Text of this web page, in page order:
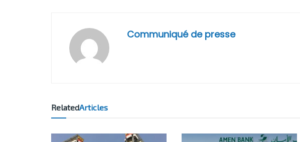
Communiqué de presse
RelatedArticles